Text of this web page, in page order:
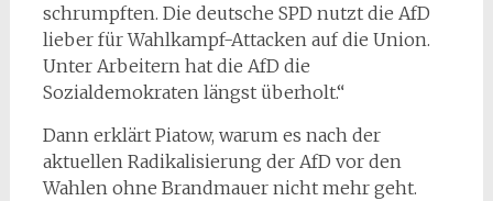
schrumpften. Die deutsche SPD nutzt die AfD
lieber für Wahlkampf-Attacken auf die Union.
Unter Arbeitern hat die AfD die
Sozialdemokraten längst überholt.“
Dann erklärt Piatow, warum es nach der
aktuellen Radikalisierung der AfD vor den
Wahlen ohne Brandmauer nicht mehr geht.